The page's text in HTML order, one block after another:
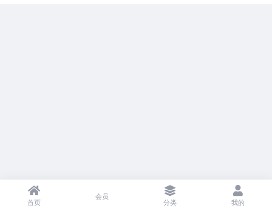
首页
会员
分类 我的